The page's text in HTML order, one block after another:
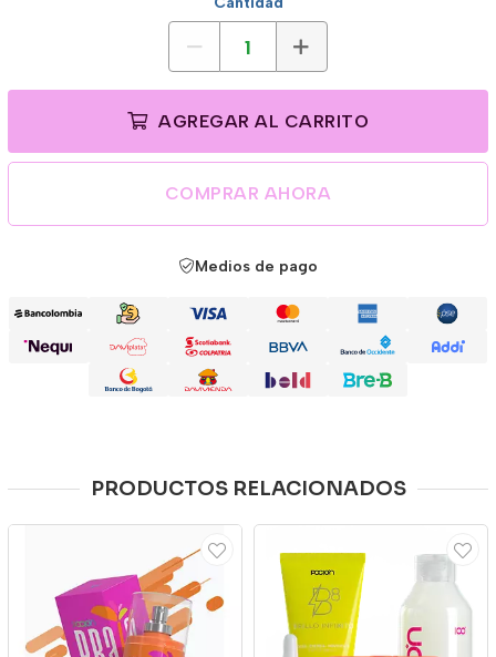
AGREGAR AL CARRITO
COMPRAR AHORA
Medios de pago
PRODUCTOS RELACIONADOS